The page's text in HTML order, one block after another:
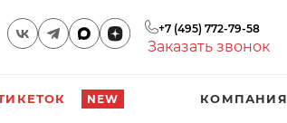
+7 (495) 772-79-58
Заказать звонок
NEW КОМПАНИЯ